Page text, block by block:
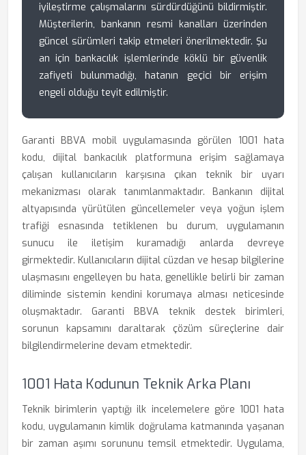
iyileştirme çalışmalarını sürdürdüğünü bildirmiştir.
Müşterilerin, bankanın resmi kanalları üzerinden
güncel sürümleri takip etmeleri önerilmektedir. Şu
an için bankacılık işlemlerinde köklü bir güvenlik
zafiyeti bulunmadığı, hatanın geçici bir erişim
engeli olduğu teyit edilmiştir.
Garanti BBVA mobil uygulamasında görülen 1001 hata
kodu, dijital bankacılık platformuna erişim sağlamaya
çalışan kullanıcıların karşısına çıkan teknik bir uyarı
mekanizması olarak tanımlanmaktadır. Bankanın dijital
altyapısında yürütülen güncellemeler veya yoğun işlem
trafiği esnasında tetiklenen bu durum, uygulamanın
sunucu ile iletişim kuramadığı anlarda devreye
girmektedir. Kullanıcıların dijital cüzdan ve hesap bilgilerine
ulaşmasını engelleyen bu hata, genellikle belirli bir zaman
diliminde sistemin kendini korumaya alması neticesinde
oluşmaktadır. Garanti BBVA teknik destek birimleri,
sorunun kapsamını daraltarak çözüm süreçlerine dair
bilgilendirmelerine devam etmektedir.
1001 Hata Kodunun Teknik Arka Planı
Teknik birimlerin yaptığı ilk incelemelere göre 1001 hata
kodu, uygulamanın kimlik doğrulama katmanında yaşanan
bir zaman aşımı sorununu temsil etmektedir. Uygulama,